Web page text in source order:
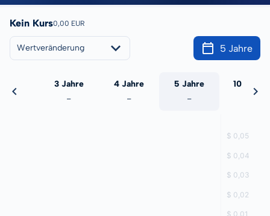
Kein Kurs0,00 EUR
Wertveränderung 5 Jahre
3 Jahre
-
4 Jahre
-
5 Jahre
-
10 Jahre